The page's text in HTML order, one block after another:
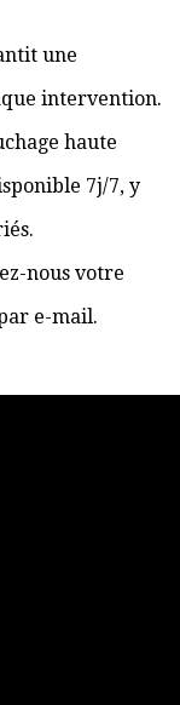
une
intervention.
haute
7j/7, y
nous votre
e-mail.